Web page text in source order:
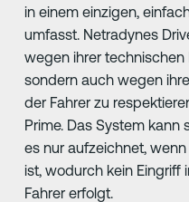
in einem einzigen,
umfasst. Netradynes
wegen ihrer
sondern auch wegen
der Fahrer zu
Prime. Das System
es nur aufzeichnet,
ist, wodurch kein Eingriff
Fahrer erfolgt.